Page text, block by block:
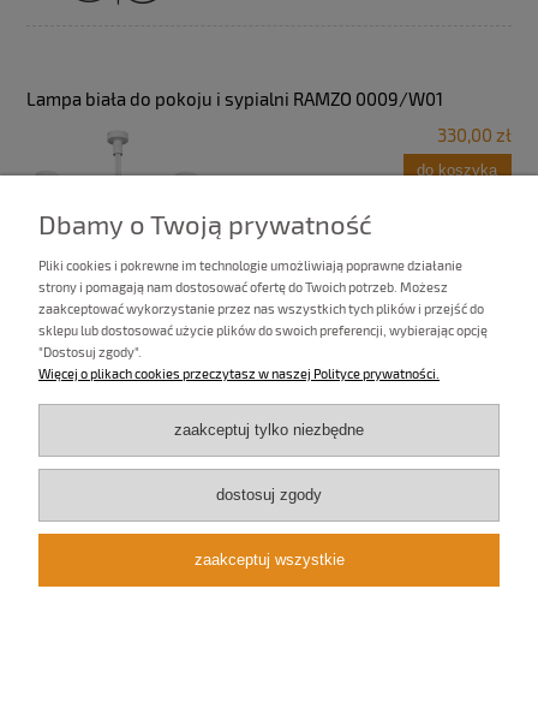
Lampa biała do pokoju i sypialni RAMZO 0009/W01
330,00 zł
do koszyka
Żyrandol czarny abażury w kolorze musztardowym RAMZO
0008/W06
do koszyka
Dbamy o Twoją prywatność
Pliki cookies i pokrewne im technologie umożliwiają poprawne działanie
strony i pomagają nam dostosować ofertę do Twoich potrzeb. Możesz
zaakceptować wykorzystanie przez nas wszystkich tych plików i przejść do
sklepu lub dostosować użycie plików do swoich preferencji, wybierając opcję
"Dostosuj zgody".
Więcej o plikach cookies przeczytasz w naszej Polityce prywatności.
zaakceptuj tylko niezbędne
dostosuj zgody
zaakceptuj wszystkie